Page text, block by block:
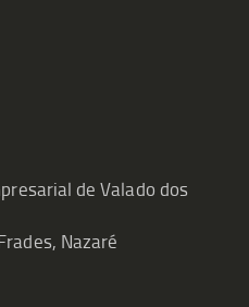
de Valado dos
Nazaré